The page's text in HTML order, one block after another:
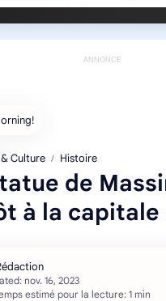
ANNONCE
Culture Histoire
de
à la capitale
estimé pour la lecture: 1 min